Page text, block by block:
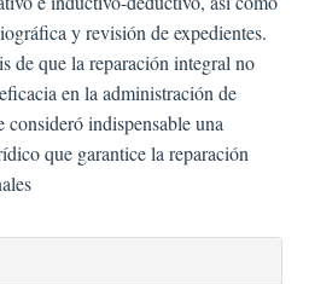
y revisión de expedientes.
de que la reparación integral no
en la administración de
indispensable una
que garantice la reparación